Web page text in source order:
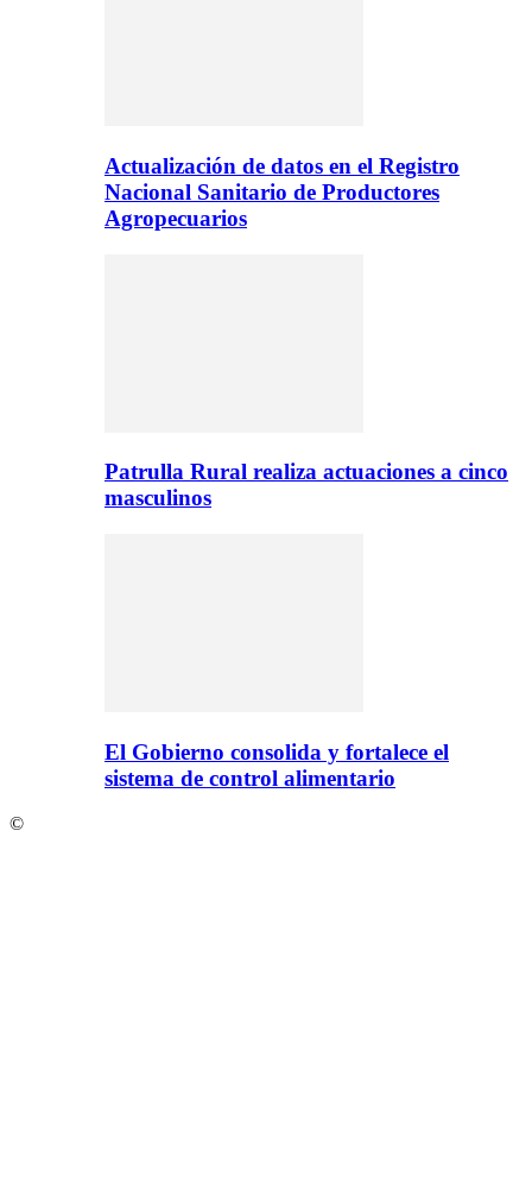
Actualización de datos en el Registro
Nacional Sanitario de Productores
Agropecuarios
Patrulla Rural realiza actuaciones a cinco
masculinos
El Gobierno consolida y fortalece el
sistema de control alimentario
©